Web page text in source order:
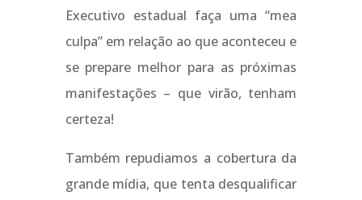
Executivo estadual faça uma “mea
culpa” em relação ao que aconteceu e
se prepare melhor para as próximas
manifestações – que virão, tenham
certeza!
Também repudiamos a cobertura da
grande mídia, que tenta desqualificar